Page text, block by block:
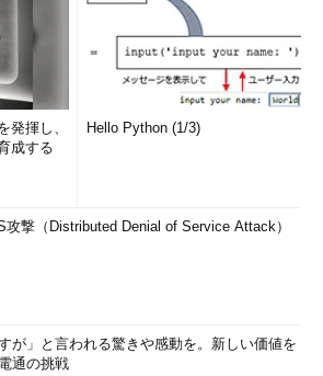
オーディオデバイスを使用した再生や録
デバイスリダイレクトによるローカル接
の使用も可能。言語パックの追加で日本語
ーに用途限定で提供
マシンでは、Windows Server 2008 R2
と、いくつかのLinuxディストリビュ
して正式にサポートされています。
R2以前のレガシーなWindows Serverや
はサポートされていないだけでなく、
てもいません。
発揮し、
成する
Hello Python (1/3)
攻撃（Distributed Denial of Service Attack）
すが」と言われる驚きや感動を。新しい価値を
通の挑戦